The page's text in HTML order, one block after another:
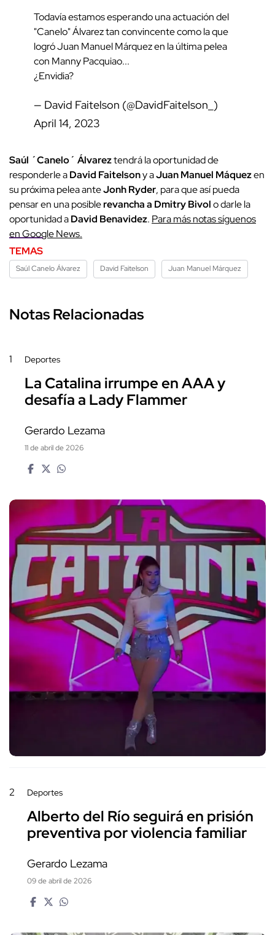
Todavía estamos esperando una actuación del
"Canelo" Álvarez tan convincente como la que
logró Juan Manuel Márquez en la última pelea
con Manny Pacquiao...
¿Envidia?
— David Faitelson (@DavidFaitelson_)
April 14, 2023
Saúl ´Canelo´ Álvareztendrá la oportunidad de
responderle aDavid Faitelsony aJuan Manuel Máquezen
su próxima pelea anteJonh Ryder, para que así pueda
pensar en una posiblerevancha a Dmitry Bivolo darle la
oportunidad aDavid Benavidez. Para más notas síguenos
en Google News.
TEMAS
Saúl Canelo Álvarez David Faitelson Juan Manuel Márquez
Notas Relacionadas
1 Deportes
La Catalina irrumpe en AAA y
desafía a Lady Flammer
Gerardo Lezama
11 de abril de 2026
2 Deportes
Alberto del Río seguirá en prisión
preventiva por violencia familiar
Gerardo Lezama
09 de abril de 2026